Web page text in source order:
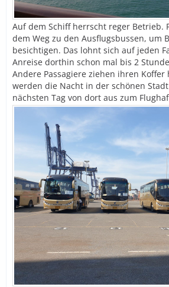
Auf dem Schiff herrscht reger Betrieb.
dem Weg zu den Ausflugsbussen, um
besichtigen. Das lohnt sich auf jeden
Anreise dorthin schon mal bis 2
Andere Passagiere ziehen ihren
werden die Nacht in der schönen
nächsten Tag von dort aus zum